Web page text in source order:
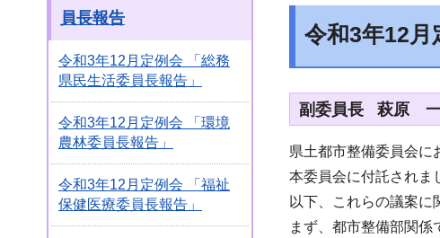
員長報告
令和3年12月定例会 「総務
県民生活委員長報告」
令和3年12月定例会 「環境
農林委員長報告」
令和3年12月定例会 「福祉
保健医療委員長報告」
令和3年12月
副委員長 萩原
県土都市整備委員会に
本委員会に付託されま
以下、これらの議案に
まず、都市整備部関